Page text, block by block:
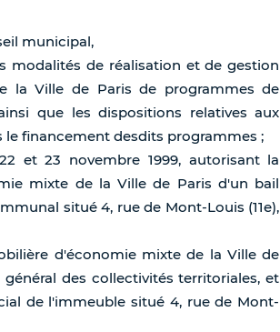
municipal,
modalités de réalisation et de gestion
la Ville de Paris de programmes de
que les dispositions relatives aux
le financement desdits programmes ;
et 23 novembre 1999, autorisant la
mixte de la Ville de Paris d'un bail
situé 4, rue de Mont-Louis (11e),
d'économie mixte de la Ville de
des collectivités territoriales, et
de l'immeuble situé 4, rue de Mont-